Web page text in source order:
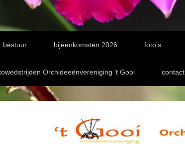
bestuur bijeenkomsten 2026 foto’s
Orchideeënvereniging ’t Gooi contact